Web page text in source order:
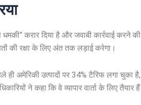
करार दिया है और जवाबी कार्रवाई करने
की रक्षा के लिए अंत तक लड़ाई करेगा।
ही अमेरिकी उत्पादों पर 34% टैरिफ लगा
ने कहा कि वे व्यापार वार्ता के लिए